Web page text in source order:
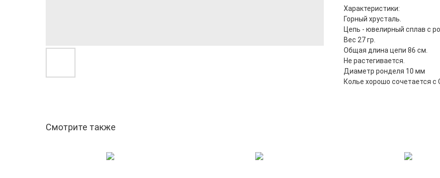
Характеристики:
Горный хрусталь.
Цепь - ювелирный сплав с
Вес 27 гр.
Общая длина цепи 86 см.
Не растегивается.
Диаметр ронделя 10 мм
Колье хорошо сочетается с
Смотрите также